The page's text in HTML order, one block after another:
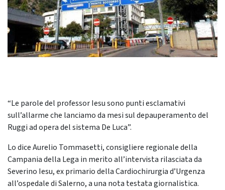
“Le parole del professor Iesu sono punti esclamativi
sull’allarme che lanciamo da mesi sul depauperamento del
Ruggi ad opera del sistema De Luca”.
Lo dice Aurelio Tommasetti, consigliere regionale della
Campania della Lega in merito all’intervista rilasciata da
Severino Iesu, ex primario della Cardiochirurgia d’Urgenza
all’ospedale di Salerno, a una nota testata giornalistica.